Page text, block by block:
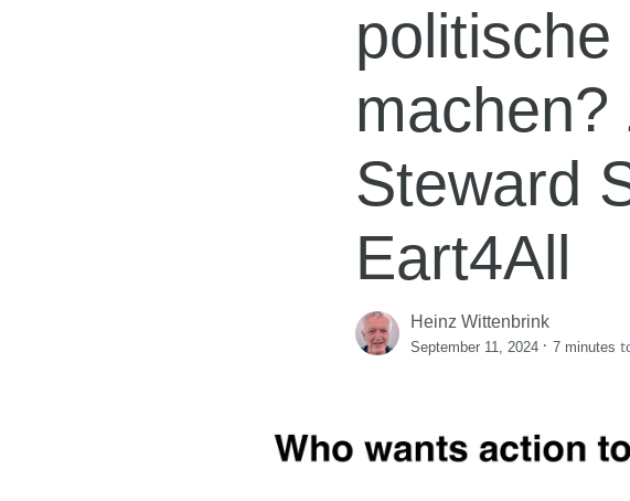
Steward
Eart4All
Heinz Wittenbrink
September 11, 2024 · 7 minutes